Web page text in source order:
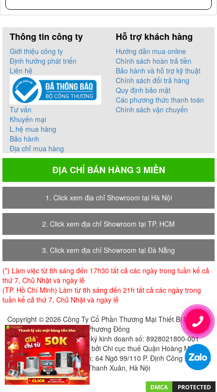
Thông tin công ty
Giới thiệu công ty
Định hướng phát triển
Liên hệ
Tư vấn
Khuyến mại
L.hệ mua hàng
Bảo hành
Địa chỉ mua hàng
Hỗ trợ khách hàng
Hướng dẫn mua online
Chính sách hoàn trả tiền
Bảo hành và hỗ trợ kỹ thuật
Chính sách đổi trả hàng
Quy định bảo mật
Các phương thức thanh toán
Chính sách vận chuyển
ĐỊA CHỈ BÁN HÀNG 3 MIỀN
1. Click xem địa chỉ Showroom tại Hà Nội
2. Click xem địa chỉ Showroom tại TP. HCM
3. Click xem địa chỉ Showroom tại Đà Nẵng
(*) Làm việc từ 8h sáng đến 17h30 tất cả các ngày trong tuần kể cả
thứ 7, Chủ Nhật và ngày lễ
(TP. Hồ Chí Minh) Làm từ 8h sáng đến 21h tất cả các ngày trong
tuần kể cả thứ 7, Chủ Nhật và ngày lễ
Copyright © 2026 Công Ty Cổ Phần Thương Mại Thiết Bị Nội Thất
Phương Đông
Giấy chứng nhận đăng ký kinh doanh số: 8928021800-001
Cấp ngày 18-07-2018 bởi Chi cục thuế Quận Hoàng Mai
Địa chỉ đăng ký trụ sở chính: 64 Ngõ 99/110 P. Định Công Hạ, Định
Công, Thanh Xuân, Hà Nội
×